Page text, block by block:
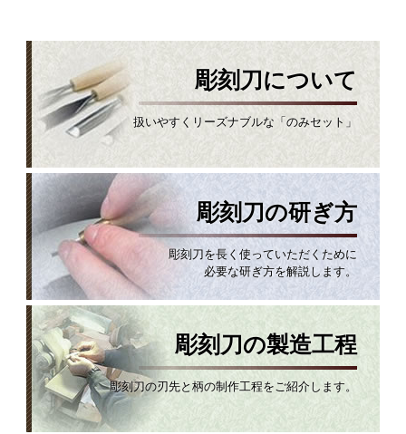
彫刻刀について
扱いやすくリーズナブルな「のみセット」
彫刻刀の研ぎ方
彫刻刀を長く使っていただくために
必要な研ぎ方を解説します。
彫刻刀の製造工程
彫刻刀の刃先と柄の制作工程をご紹介します。